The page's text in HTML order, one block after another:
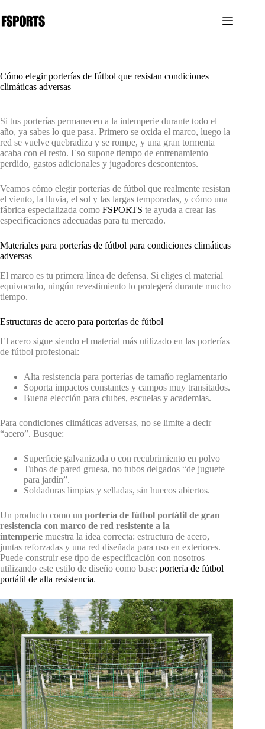
al
contenido
Cómo elegir porterías de fútbol que resistan condiciones
climáticas adversas
Si tus porterías permanecen a la intemperie durante todo el
año, ya sabes lo que pasa. Primero se oxida el marco, luego la
red se vuelve quebradiza y se rompe, y una gran tormenta
acaba con el resto. Eso supone tiempo de entrenamiento
perdido, gastos adicionales y jugadores descontentos.
Veamos cómo elegir porterías de fútbol que realmente resistan
el viento, la lluvia, el sol y las largas temporadas, y cómo una
fábrica especializada como FSPORTS te ayuda a crear las
especificaciones adecuadas para tu mercado.
Materiales para porterías de fútbol para condiciones climáticas
adversas
El marco es tu primera línea de defensa. Si eliges el material
equivocado, ningún revestimiento lo protegerá durante mucho
tiempo.
Estructuras de acero para porterías de fútbol
El acero sigue siendo el material más utilizado en las porterías
de fútbol profesional:
Alta resistencia para porterías de tamaño reglamentario
Soporta impactos constantes y campos muy transitados.
Buena elección para clubes, escuelas y academias.
Para condiciones climáticas adversas, no se limite a decir
“acero”. Busque:
Superficie galvanizada o con recubrimiento en polvo
Tubos de pared gruesa, no tubos delgados “de juguete
para jardín”.
Soldaduras limpias y selladas, sin huecos abiertos.
Un producto como un portería de fútbol portátil de gran
resistencia con marco de red resistente a la
intemperie muestra la idea correcta: estructura de acero,
juntas reforzadas y una red diseñada para uso en exteriores.
Puede construir ese tipo de especificación con nosotros
utilizando este estilo de diseño como base: portería de fútbol
portátil de alta resistencia.